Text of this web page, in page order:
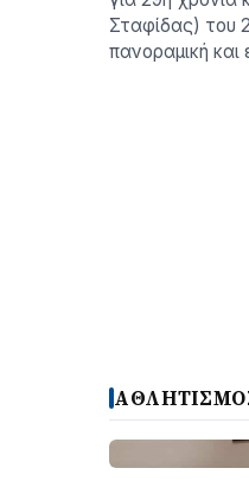
Σταφίδας) του
πανοραμική και